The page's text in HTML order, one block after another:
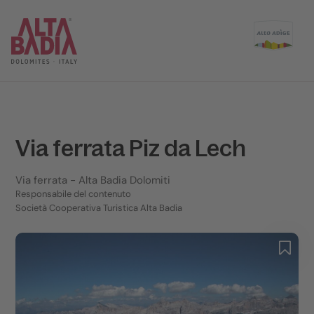
Via ferrata Piz da Lech
Via ferrata - Alta Badia Dolomiti
Responsabile del contenuto
Società Cooperativa Turistica Alta Badia